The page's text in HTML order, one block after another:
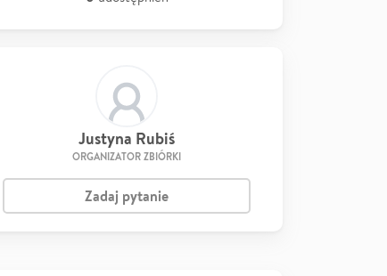
Justyna Rubiś
ORGANIZATOR ZBIÓRKI
Zadaj pytanie